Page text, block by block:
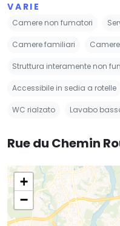
VARIE
Camere non fumatori
Camere familiari
Struttura interamente non
Accessibile in sedia a rotelle
WC rialzato Lavabo
Rue du Chemin
+
−